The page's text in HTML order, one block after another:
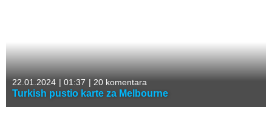
22.01.2024 | 01:37 | 20 komentara
Turkish pustio karte za Melbourne